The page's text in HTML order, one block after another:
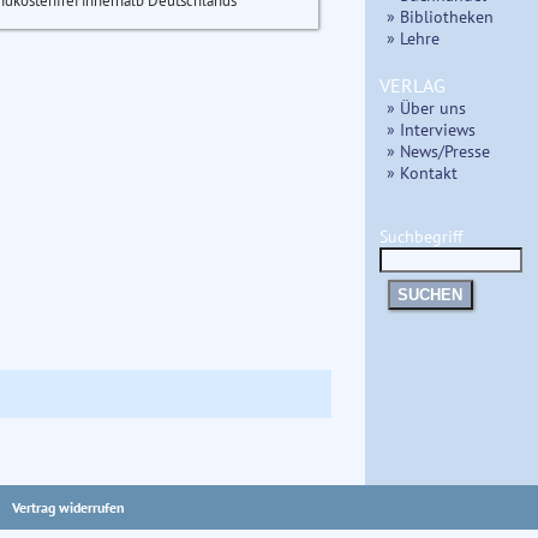
» Bibliotheken
» Lehre
VERLAG
» Über uns
» Interviews
» News/Presse
» Kontakt
Suchbegriff
SUCHEN
Vertrag widerrufen